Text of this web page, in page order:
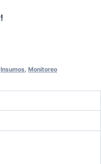
Insumos, Monitoreo